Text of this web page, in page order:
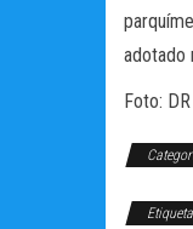
adotado
Foto: DR